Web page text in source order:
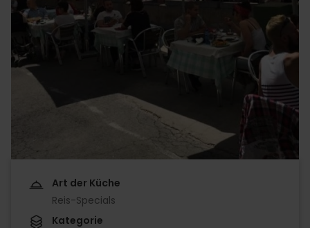
Art der Küche
Reis-Specials
Kategorie